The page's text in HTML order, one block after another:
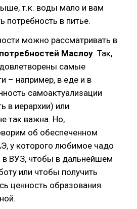
т.к. воды мало и вам
потребность в питье.
можно рассматривать в
Маслоу. Так,
самые
– например, в еде и в
самоактуализации
в иерархии) или
так важна. Но,
об обеспеченном
у которого любимое чадо
в ВУЗ, чтобы в дальнейшем
или чтобы получить
ценность образования